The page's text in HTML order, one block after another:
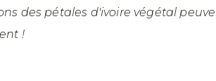
des pétales d'ivoire végétal
!